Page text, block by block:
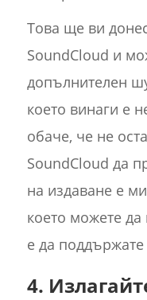
Това ще ви
SoundCloud и
допълнителен
което винаги е
обаче, че не
SoundCloud да
на издаване е
което можете да
е да
4.